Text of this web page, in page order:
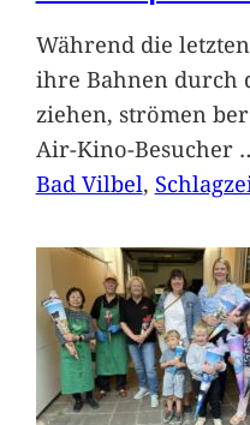
Während die
ihre Bahnen durch
ziehen, strömen
Air-Kino-Besucher
Bad Vilbel,